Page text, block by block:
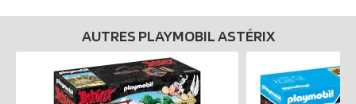
AUTRES PLAYMOBIL ASTÉRIX